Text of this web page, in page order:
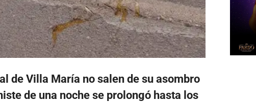
de Villa María no salen de su asombro
de una noche se prolongó hasta los